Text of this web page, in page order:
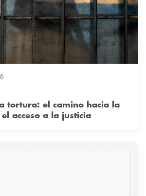
tortura: el camino hacia la
acceso a la justicia